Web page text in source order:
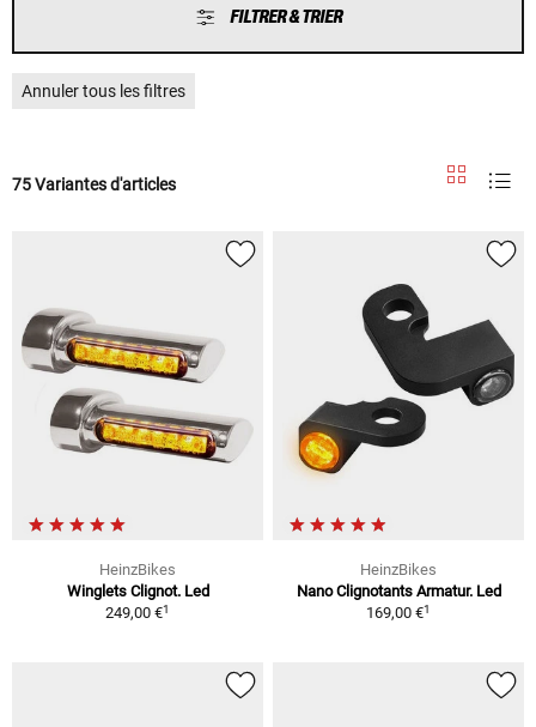
FILTRER & TRIER
Annuler tous les filtres
75 Variantes d'articles
HeinzBikes
Winglets Clignot. Led
249,00 €1
HeinzBikes
Nano Clignotants Armatur. Led
169,00 €1